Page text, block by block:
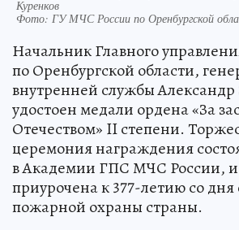
Куренков
Фото: ГУ МЧС России по Оренбургской
Начальник Главного
по Оренбургской области,
внутренней службы Александр
удостоен медали ордена «За
Отечеством» II степени.
церемония награждения
в Академии ГПС МЧС России,
приурочена к 377-летию со дня
пожарной охраны страны.